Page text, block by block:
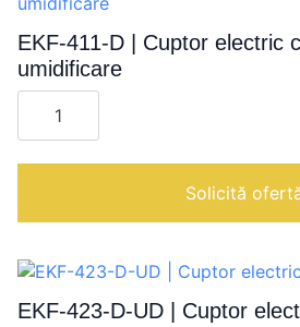
EKF-411-D | Cuptor electric
umidificare
Cantitate
EKF-
|
cu
si
umidificare
Solicită
EKF-423-D-UD | Cuptor